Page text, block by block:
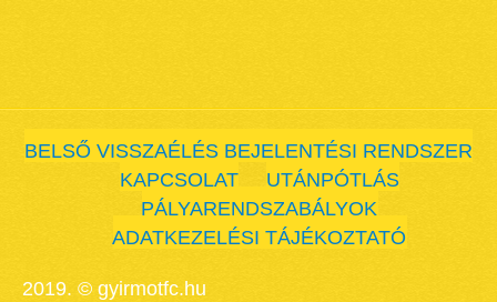
BELSŐ VISSZAÉLÉS BEJELENTÉSI RENDSZER
KAPCSOLAT
UTÁNPÓTLÁS
PÁLYARENDSZABÁLYOK
ADATKEZELÉSI TÁJÉKOZTATÓ
2019. © gyirmotfc.hu